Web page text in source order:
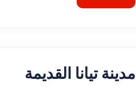
مدينة تيانا القديمة